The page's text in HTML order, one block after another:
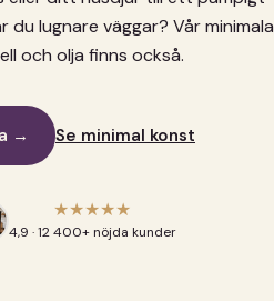
lugnare väggar? Vår minimala
och olja finns också.
→ Se minimal konst
★★★★★
4,9 · 12 400+ nöjda kunder